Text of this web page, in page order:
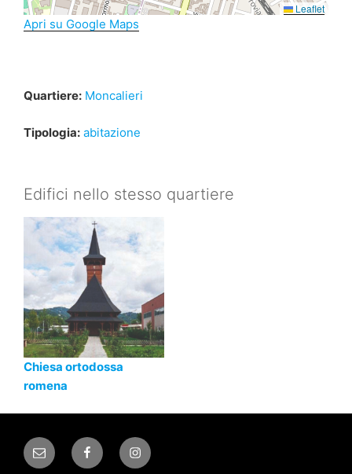
Leaflet
Apri su Google Maps
Quartiere: Moncalieri
Tipologia: abitazione
Edifici nello stesso quartiere
Chiesa ortodossa
romena
Email FacebookInstagram